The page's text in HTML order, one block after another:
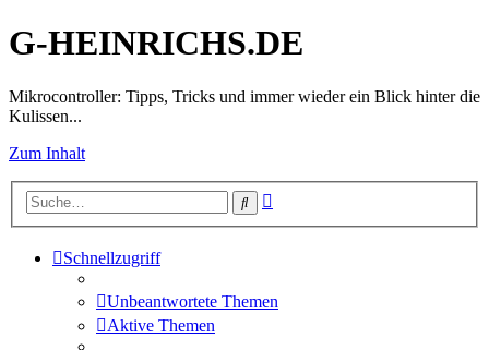
G-HEINRICHS.DE
Mikrocontroller: Tipps, Tricks und immer wieder ein Blick hinter die
Kulissen...
Zum Inhalt
Suche
Schnellzugriff
Unbeantwortete Themen
Aktive Themen